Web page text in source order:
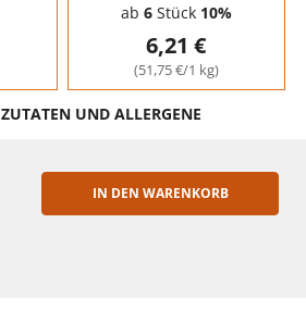
ab 6Stück 10%
6,21 €
(51,75 €/1 kg)
UND ALLERGENE
IN DEN WARENKORB